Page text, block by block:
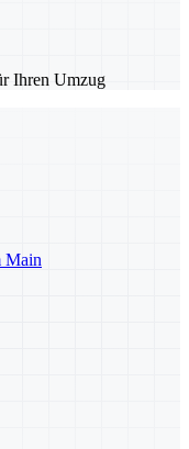
Ihren Umzug
Main